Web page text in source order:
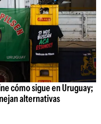
cómo sigue en Uruguay;
alternativas